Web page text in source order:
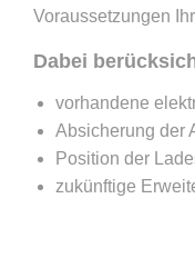
Voraussetzungen
Dabei
vorhandene
Absicherung der
Position der
zukünftige